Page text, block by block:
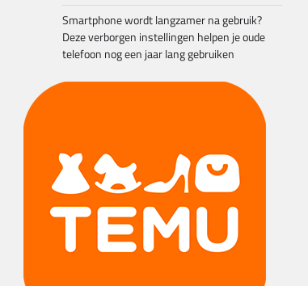
Smartphone wordt langzamer na gebruik?
Deze verborgen instellingen helpen je oude
telefoon nog een jaar lang gebruiken